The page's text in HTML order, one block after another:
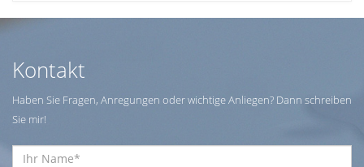
Kontakt
Haben Sie Fragen, Anregungen oder wichtige Anliegen? Dann schreiben
Sie mir!